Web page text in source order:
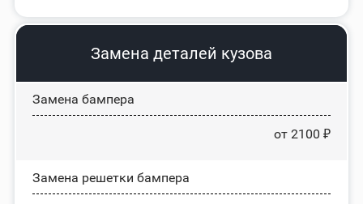
Замена деталей кузова
Замена бампера
от 2100 ₽
Замена решетки бампера